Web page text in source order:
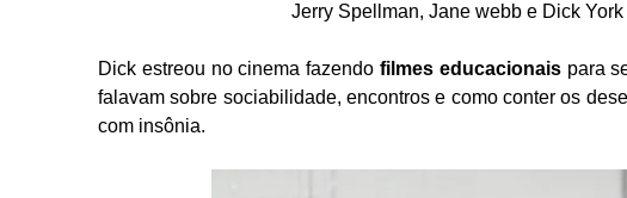
Jerry Spellman, Jane webb e Dick
Dick estreou no cinema fazendo filmes educacionaispara
falavam sobre sociabilidade, encontros e como conter os
com insônia.